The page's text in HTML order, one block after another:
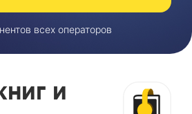
всех операторов
и